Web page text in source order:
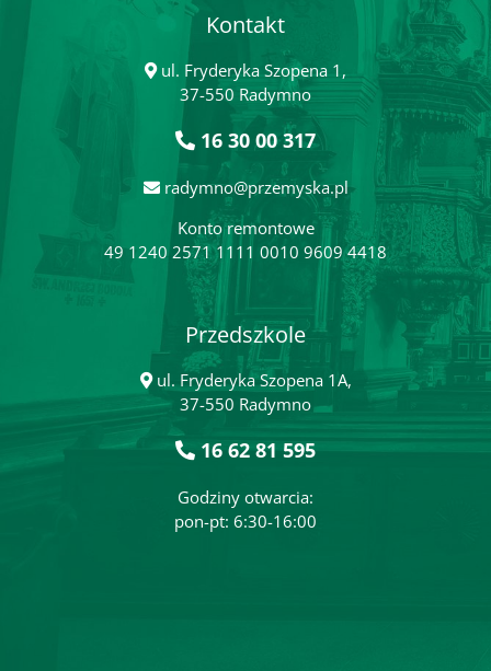
Kontakt
ul. Fryderyka Szopena 1,
37-550 Radymno
16 30 00 317
radymno@przemyska.pl
Konto remontowe
49 1240 2571 1111 0010 9609 4418
Przedszkole
ul. Fryderyka Szopena 1A,
37-550 Radymno
16 62 81 595
Godziny otwarcia:
pon-pt: 6:30-16:00